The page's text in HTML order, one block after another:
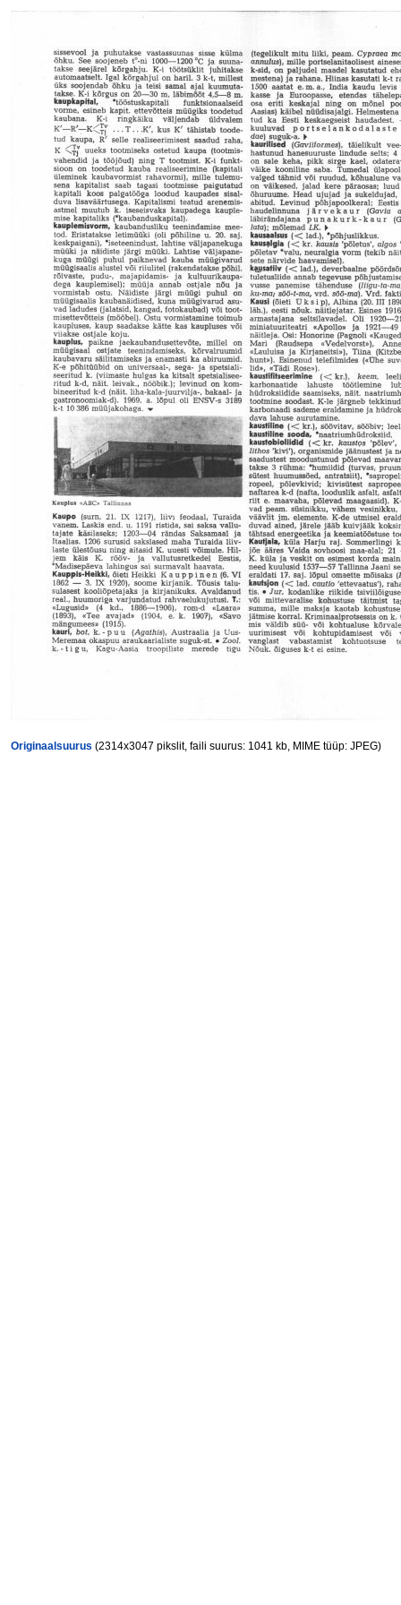
Originaalsuurus (2314x3047 pikslit, faili suurus: 1041 kb, MIME tüüp: JPEG)